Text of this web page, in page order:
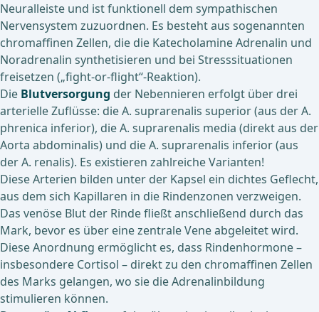
Neuralleiste und ist funktionell dem sympathischen
Nervensystem zuzuordnen. Es besteht aus sogenannten
chromaffinen Zellen, die die Katecholamine Adrenalin und
Noradrenalin synthetisieren und bei Stresssituationen
freisetzen („fight-or-flight“-Reaktion).
Die Blutversorgung der Nebennieren erfolgt über drei
arterielle Zuflüsse: die A. suprarenalis superior (aus der A.
phrenica inferior), die A. suprarenalis media (direkt aus der
Aorta abdominalis) und die A. suprarenalis inferior (aus
der A. renalis). Es existieren zahlreiche Varianten!
Diese Arterien bilden unter der Kapsel ein dichtes Geflecht,
aus dem sich Kapillaren in die Rindenzonen verzweigen.
Das venöse Blut der Rinde fließt anschließend durch das
Mark, bevor es über eine zentrale Vene abgeleitet wird.
Diese Anordnung ermöglicht es, dass Rindenhormone –
insbesondere Cortisol – direkt zu den chromaffinen Zellen
des Marks gelangen, wo sie die Adrenalinbildung
stimulieren können.